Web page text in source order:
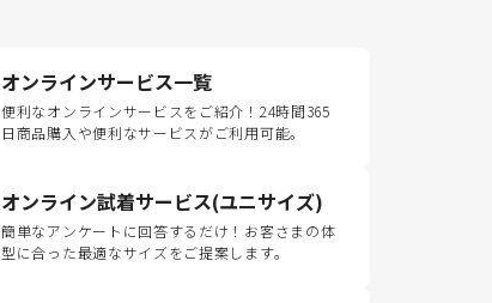
オンラインサービス一覧
便利なオンラインサービスをご紹介！24時間365
日商品購入や便利なサービスがご利用可能。
オンライン試着サービス(ユニサイズ)
簡単なアンケートに回答するだけ！お客さまの体
型に合った最適なサイズをご提案します。